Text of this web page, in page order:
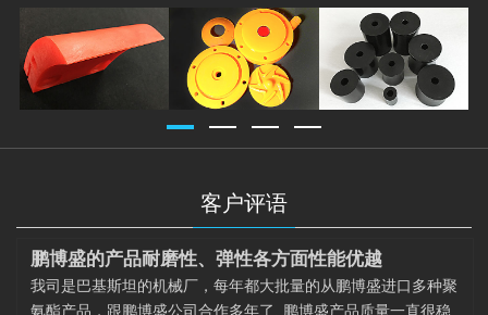
客户评语
鹏博盛的产品耐磨性、弹性各方面性能优越
我司是巴基斯坦的机械厂，每年都大批量的从鹏博盛进口多种聚
氨酯产品，跟鹏博盛公司合作多年了. 鹏博盛产品质量一直很稳